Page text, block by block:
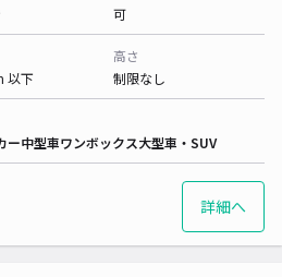
可
以下
高さ
制限なし
ー中型車ワンボックス大型車・SUV
詳細へ